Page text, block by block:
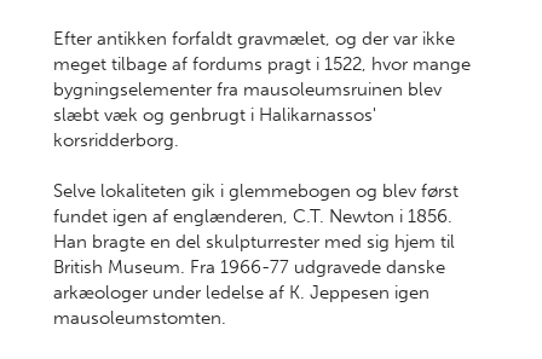
Efter antikken forfaldt gravmælet, og der var ikke
meget tilbage af fordums pragt i 1522, hvor mange
bygningselementer fra mausoleumsruinen blev
slæbt væk og genbrugt i Halikarnassos'
korsridderborg.
Selve lokaliteten gik i glemmebogen og blev først
fundet igen af englænderen, C.T. Newton i 1856.
Han bragte en del skulpturrester med sig hjem til
British Museum. Fra 1966-77 udgravede danske
arkæologer under ledelse af K. Jeppesen igen
mausoleumstomten.